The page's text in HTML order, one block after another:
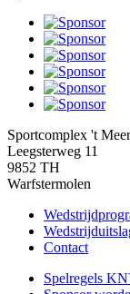
Sportcomplex 't
Leegsterweg 11
9852 TH
Warfstermolen
Contact
Spelregels